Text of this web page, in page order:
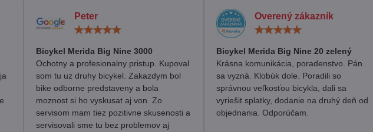
Peter
/
5
Bicykel Merida Big Nine 3000
Ochotny a profesionalny pristup. Kupoval
som tu uz druhy bicykel. Zakazdym bol
bike odborne predstaveny a bola
moznost si ho vyskusat aj von. Zo
servisom mam tiez pozitivne skusenosti a
servisovali sme tu bez problemov aj
Overený zákazník
/
5
Bicykel Merida Big Nine 20 zelený
Krásna komunikácia, poradenstvo. Pán
sa vyzná. Klobúk dole. Poradili so
správnou veľkosťou bicykla, dali sa
vyriešit splatky, dodanie na druhý deň od
objednania. Odporúčam.